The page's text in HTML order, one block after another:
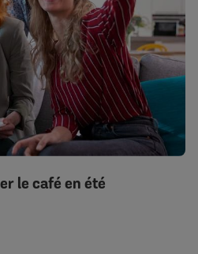
le café en été